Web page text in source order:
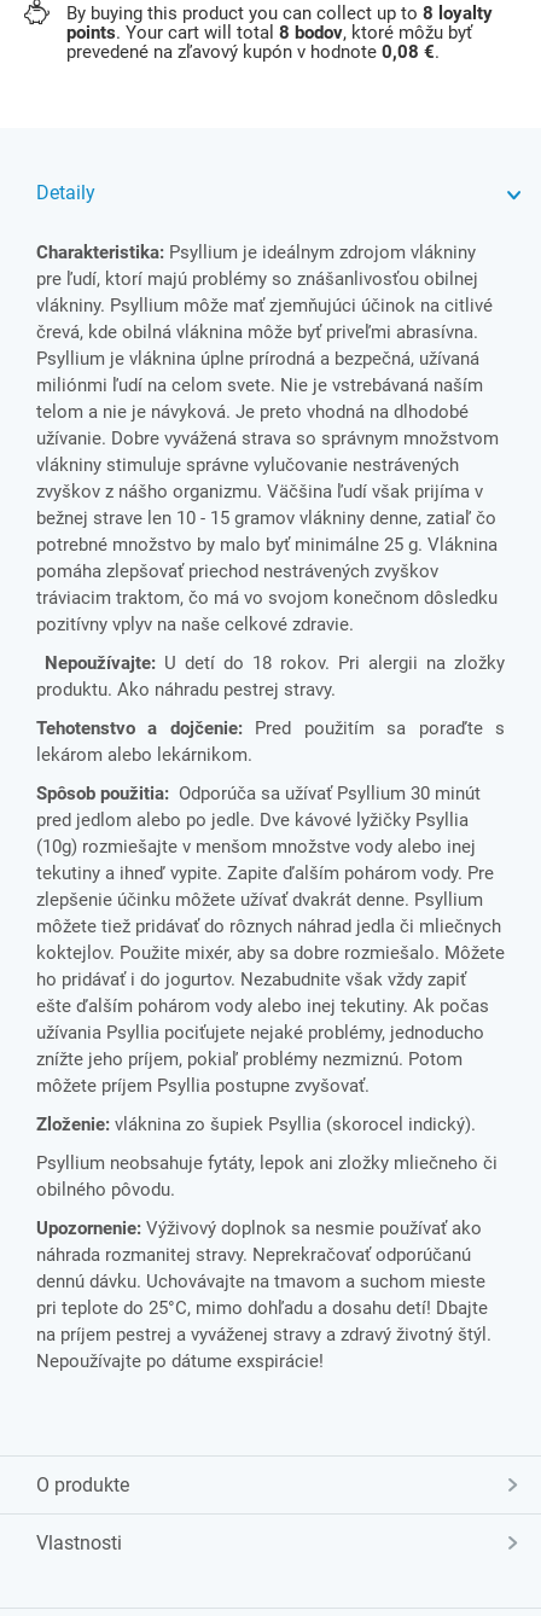
By buying this product you can collect up to 8 loyalty
points. Your cart will total 8 bodov, ktoré môžu byť
prevedené na zľavový kupón v hodnote 0,08 €.
Detaily
Charakteristika: Psyllium je ideálnym zdrojom vlákniny
pre ľudí, ktorí majú problémy so znášanlivosťou obilnej
vlákniny. Psyllium môže mať zjemňujúci účinok na citlivé
črevá, kde obilná vláknina môže byť priveľmi abrasívna.
Psyllium je vláknina úplne prírodná a bezpečná, užívaná
miliónmi ľudí na celom svete. Nie je vstrebávaná naším
telom a nie je návyková. Je preto vhodná na dlhodobé
užívanie. Dobre vyvážená strava so správnym množstvom
vlákniny stimuluje správne vylučovanie nestrávených
zvyškov z nášho organizmu. Väčšina ľudí však prijíma v
bežnej strave len 10 - 15 gramov vlákniny denne, zatiaľ čo
potrebné množstvo by malo byť minimálne 25 g. Vláknina
pomáha zlepšovať priechod nestrávených zvyškov
tráviacim traktom, čo má vo svojom konečnom dôsledku
pozitívny vplyv na naše celkové zdravie.
Nepoužívajte: U detí do 18 rokov. Pri alergii na zložky
produktu. Ako náhradu pestrej stravy.
Tehotenstvo a dojčenie: Pred použitím sa poraďte s
lekárom alebo lekárnikom.
Spôsob použitia: Odporúča sa užívať Psyllium 30 minút
pred jedlom alebo po jedle. Dve kávové lyžičky Psyllia
(10g) rozmiešajte v menšom množstve vody alebo inej
tekutiny a ihneď vypite. Zapite ďalším pohárom vody. Pre
zlepšenie účinku môžete užívať dvakrát denne. Psyllium
môžete tiež pridávať do rôznych náhrad jedla či mliečnych
koktejlov. Použite mixér, aby sa dobre rozmiešalo. Môžete
ho pridávať i do jogurtov. Nezabudnite však vždy zapiť
ešte ďalším pohárom vody alebo inej tekutiny. Ak počas
užívania Psyllia pociťujete nejaké problémy, jednoducho
znížte jeho príjem, pokiaľ problémy nezmiznú. Potom
môžete príjem Psyllia postupne zvyšovať.
Zloženie: vláknina zo šupiek Psyllia (skorocel indický).
Psyllium neobsahuje fytáty, lepok ani zložky mliečneho či
obilného pôvodu.
Upozornenie: Výživový doplnok sa nesmie používať ako
náhrada rozmanitej stravy. Neprekračovať odporúčanú
dennú dávku. Uchovávajte na tmavom a suchom mieste
pri teplote do 25°C, mimo dohľadu a dosahu detí! Dbajte
na príjem pestrej a vyváženej stravy a zdravý životný štýl.
Nepoužívajte po dátume exspirácie!
O produkte
Vlastnosti